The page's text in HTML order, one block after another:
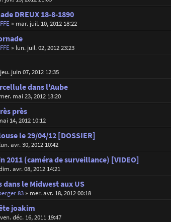
DREUX 18-8-1890
» mar. juil. 10, 2012 18:22
» lun. juil. 02, 2012 23:23
jeu. juin 07, 2012 12:35
dans l'Aube
mer. mai 23, 2012 13:20
près
14, 2012 10:12
le 29/04/12 [DOSSIER]
lun. avr. 30, 2012 10:42
2011 (caméra de surveillance) [VIDEO]
avr. 08, 2012 14:21
dans le Midwest aux US
83» mer. avr. 18, 2012 00:18
joakim
ven. déc. 16, 2011 19:47